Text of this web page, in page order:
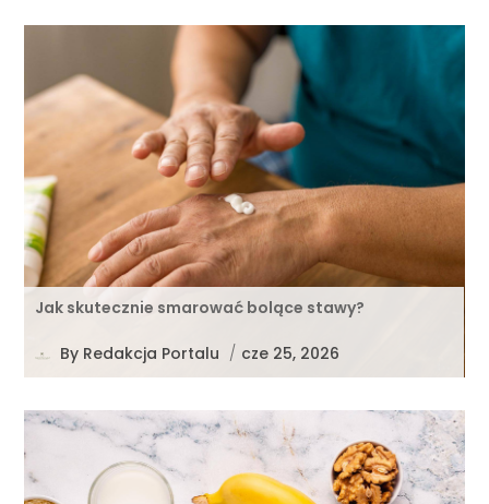
Jak skutecznie smarować bolące stawy?
By Redakcja Portalu / cze 25, 2026